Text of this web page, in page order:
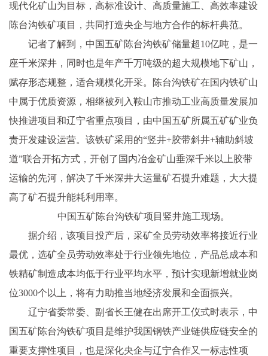
现代化矿山为目标，高标准设计、高质量施工、高效率建设
陈台沟铁矿项目，共同打造央企与地方合作的标杆典范。
记者了解到，中国五矿陈台沟铁矿储量超10亿吨，是一
座千米深井，同时也是年产千万吨级的超大规模地下矿山，
赋存形态规整，适合规模化开采。陈台沟铁矿在国内铁矿山
中属于优质资源，相继被列入鞍山市推动工业高质量发展加
快推进项目和辽宁省重点项目，由中国五矿所属五矿矿业负
责开发建设运营。该铁矿采用的“竖井+胶带斜井+辅助斜坡
道”联合开拓方式，开创了国内冶金矿山垂深千米以上胶带
运输的先河，解决了千米深井大运量矿石提升难题，大大提
高了矿石提升能耗利用率。
中国五矿陈台沟铁矿项目竖井施工现场。
据介绍，该项目投产后，采矿全员劳动效率将接近行业
最优，选矿全员劳动效率处于行业领先地位，产品总成本和
铁精矿制造成本均低于行业平均水平，预计实现新增就业岗
位3000个以上，将有力助推当地经济发展和全面振兴。
辽宁省委常委、副省长王健在出席开工仪式时表示，中
国五矿陈台沟铁矿项目是维护我国钢铁产业链供应链安全的
重要支撑性项目，也是深化央企与辽宁合作又一标志性项